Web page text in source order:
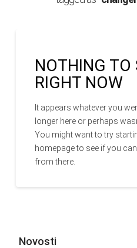
NOTHING TO
RIGHT NOW
It appears whatever you
longer here or perhaps
You might want to try
homepage to see if you
from there.
Novosti